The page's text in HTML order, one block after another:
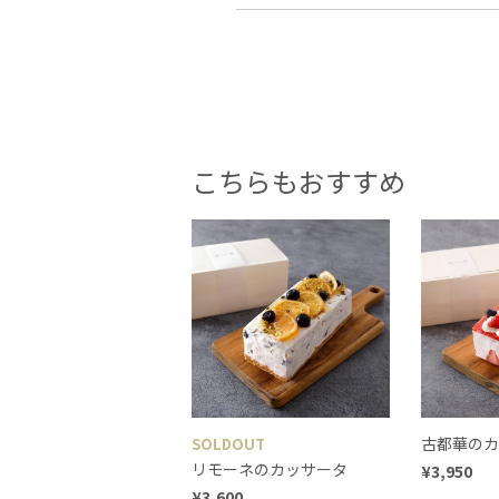
こちらもおすすめ
SOLDOUT
リモーネのカッサータ
古都華の
¥3,950